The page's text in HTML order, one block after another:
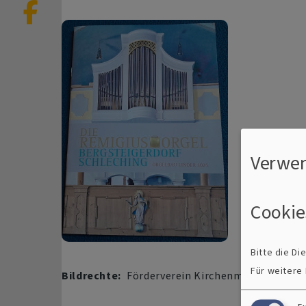
Bildrechte Förderverein Kirchenmusik
Bitte die
Für weitere